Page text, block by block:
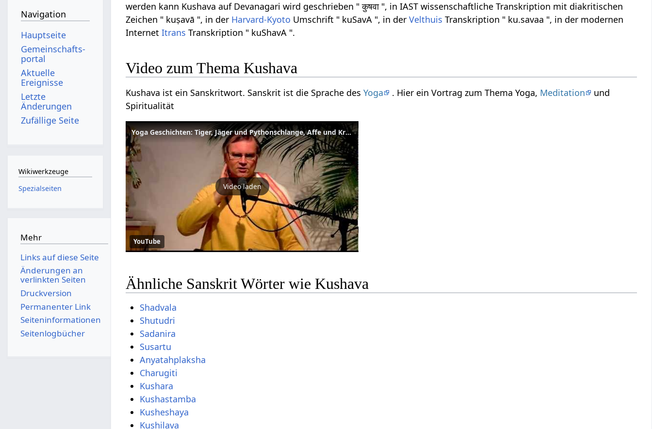
werden kann Kushava auf Devanagari wird geschrieben " कुषवा ", in IAST wissenschaftliche Transkription mit diakritischen
Zeichen " kuṣavā ", in der Harvard-Kyoto Umschrift " kuSavA ", in derVelthuis Transkription " ku.savaa ", in der modernen
InternetItrans Transkription " kuShavA ".
Video zum Thema Kushava
Kushava ist ein Sanskritwort. Sanskrit ist die Sprache desYoga . Hier ein Vortrag zum Thema Yoga, Meditation
und
Spiritualität
Yoga Geschichten: Tiger, Jäger und Pythonschlange, Affe und Krokodil
Video laden
YouTube
Ähnliche Sanskrit Wörter wie Kushava
Shadvala
Shutudri
Sadanira
Susartu
Anyatahplaksha
Charugiti
Kushara
Kushastamba
Kusheshaya
Kushilava
Navigation
Hauptseite
Gemeinschafts­
portal
Aktuelle
Ereignisse
Letzte
Änderungen
Zufällige Seite
Wikiwerkzeuge
Spezialseiten
Mehr
Links auf diese Seite
Änderungen an
verlinkten Seiten
Druckversion
Permanenter Link
Seiten­­informationen
Seitenlogbücher